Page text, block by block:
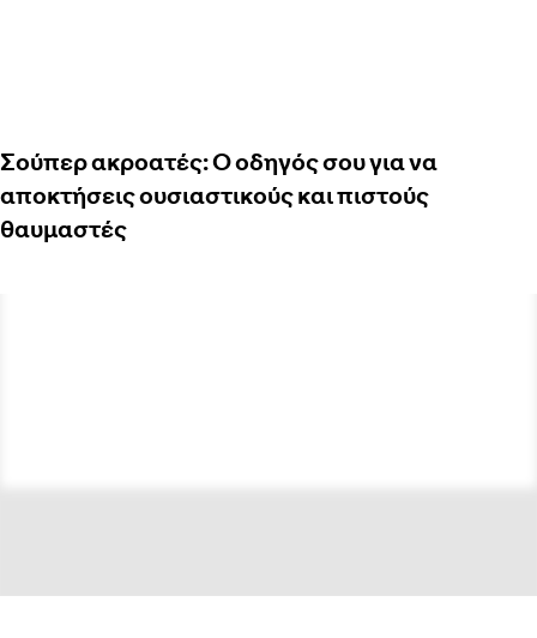
Σούπερ ακροατές: Ο οδηγός σου για να
αποκτήσεις ουσιαστικούς και πιστούς
θαυμαστές